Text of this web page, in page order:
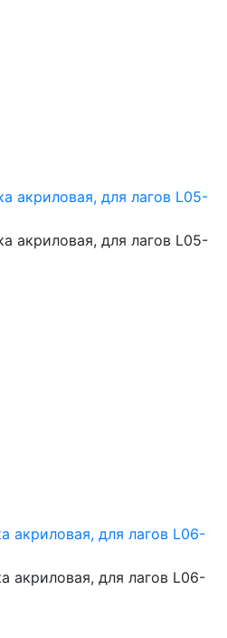
акриловая, для лагов L05-
акриловая, для лагов L05-
акриловая, для лагов L06-
акриловая, для лагов L06-